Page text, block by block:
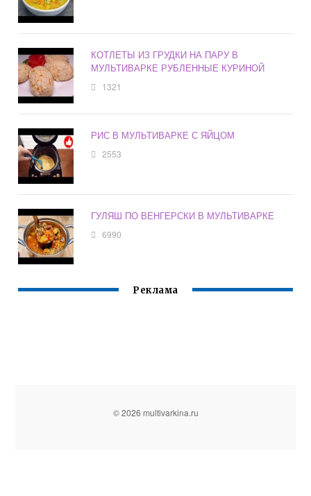
КОТЛЕТЫ ИЗ ГРУДКИ НА ПАРУ В
МУЛЬТИВАРКЕ РУБЛЕННЫЕ КУРИНОЙ
1321
РИС В МУЛЬТИВАРКЕ С ЯЙЦОМ
2553
ГУЛЯШ ПО ВЕНГЕРСКИ В МУЛЬТИВАРКЕ
6990
Реклама
© 2026 multivarkina.ru